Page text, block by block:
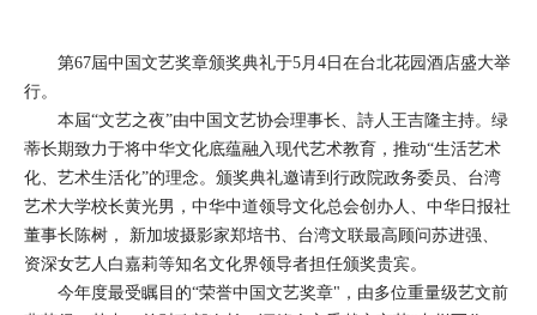
第67屆中国文艺奖章颁奖典礼于5月4日在台北花园酒店盛大举
行。
本屆“文艺之夜”由中国文艺协会理事长、詩人王吉隆主持。绿
蒂长期致力于将中华文化底蕴融入现代艺术教育，推动“生活艺术
化、艺术生活化”的理念。颁奖典礼邀请到行政院政务委员、台湾
艺术大学校长黄光男，中华中道领导文化总会创办人、中华日报社
董事长陈树， 新加坡摄影家郑培书、台湾文联最高顾问苏进强、
资深女艺人白嘉莉等知名文化界领导者担任颁奖贵宾。
今年度最受瞩目的“荣誉中国文艺奖章"，由多位重量级艺文前